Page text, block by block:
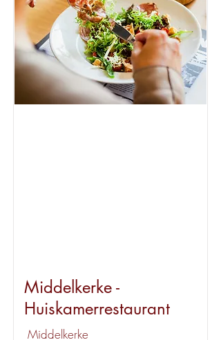
Bekijk dit pand
Middelkerke -
Huiskamerrestaurant
Middelkerke